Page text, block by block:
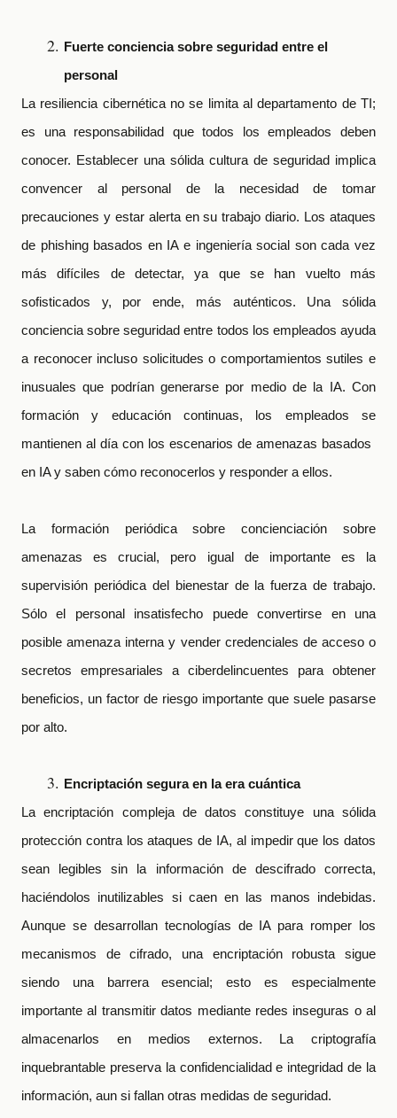
Fuerte conciencia sobre seguridad entre el
personal
La resiliencia cibernética no se limita al departamento de TI;
es una responsabilidad que todos los empleados deben
conocer. Establecer una sólida cultura de seguridad implica
convencer al personal de la necesidad de tomar
precauciones y estar alerta en su trabajo diario. Los ataques
de phishing basados en IA e ingeniería social son cada vez
más difíciles de detectar, ya que se han vuelto más
sofisticados y, por ende, más auténticos. Una sólida
conciencia sobre seguridad entre todos los empleados ayuda
a reconocer incluso solicitudes o comportamientos sutiles e
inusuales que podrían generarse por medio de la IA. Con
formación y educación continuas, los empleados se
mantienen al día con los escenarios de amenazas basados
en IA y saben cómo reconocerlos y responder a ellos.
La formación periódica sobre concienciación sobre
amenazas es crucial, pero igual de importante es la
supervisión periódica del bienestar de la fuerza de trabajo.
Sólo el personal insatisfecho puede convertirse en una
posible amenaza interna y vender credenciales de acceso o
secretos empresariales a ciberdelincuentes para obtener
beneficios, un factor de riesgo importante que suele pasarse
por alto.
Encriptación segura en la era cuántica
La encriptación compleja de datos constituye una sólida
protección contra los ataques de IA, al impedir que los datos
sean legibles sin la información de descifrado correcta,
haciéndolos inutilizables si caen en las manos indebidas.
Aunque se desarrollan tecnologías de IA para romper los
mecanismos de cifrado, una encriptación robusta sigue
siendo una barrera esencial; esto es especialmente
importante al transmitir datos mediante redes inseguras o al
almacenarlos en medios externos. La criptografía
inquebrantable preserva la confidencialidad e integridad de la
información, aun si fallan otras medidas de seguridad.